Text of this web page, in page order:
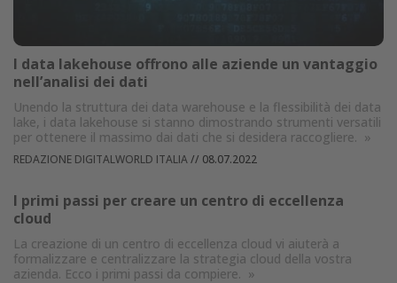
I data lakehouse offrono alle aziende un vantaggio
nell’analisi dei dati
Unendo la struttura dei data warehouse e la flessibilità dei data
lake, i data lakehouse si stanno dimostrando strumenti versatili
per ottenere il massimo dai dati che si desidera raccogliere. »
REDAZIONE DIGITALWORLD ITALIA// 08.07.2022
I primi passi per creare un centro di eccellenza
cloud
La creazione di un centro di eccellenza cloud vi aiuterà a
formalizzare e centralizzare la strategia cloud della vostra
azienda. Ecco i primi passi da compiere. »